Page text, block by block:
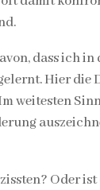
dass ich
Hier die
weitesten
Oder ist